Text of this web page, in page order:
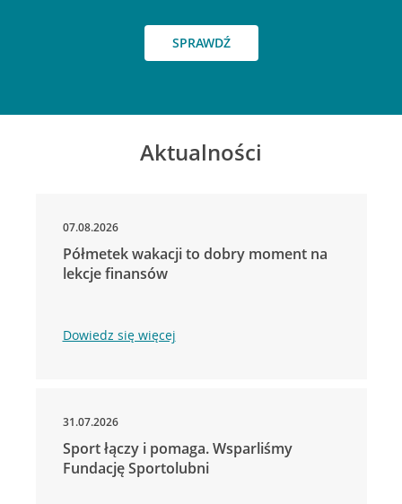
SPRAWDŹ
Aktualności
07.08.2026
Półmetek wakacji to dobry moment na
lekcje finansów
Dowiedz się więcej
31.07.2026
Sport łączy i pomaga. Wsparliśmy
Fundację Sportolubni